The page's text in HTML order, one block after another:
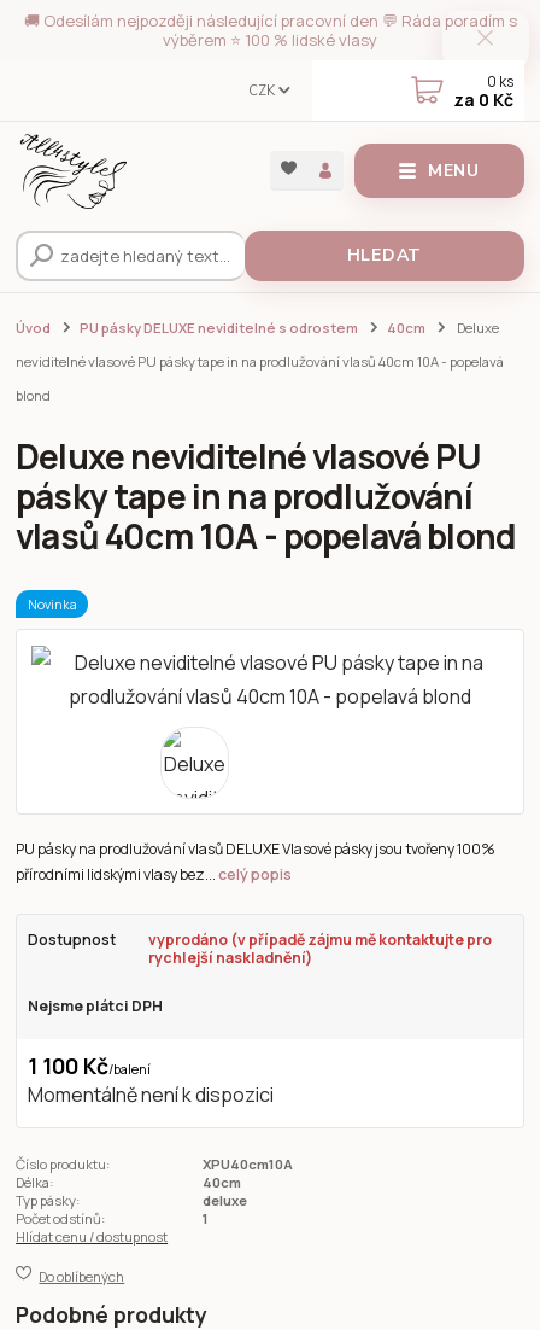
🚚 Odesílám nejpozději následující pracovní den 💬 Ráda poradím s
výběrem ⭐ 100 % lidské vlasy
MENU
CZK
HLEDAT
0 ks
za 0 Kč
Úvod PU pásky DELUXE neviditelné s odrostem 40cm
Deluxe
neviditelné vlasové PU pásky tape in na prodlužování vlasů 40cm 10A - popelavá
blond
Deluxe neviditelné vlasové PU
pásky tape in na prodlužování
vlasů 40cm 10A - popelavá blond
Novinka
PU pásky na prodlužování vlasů DELUXE Vlasové pásky jsou tvořeny 100%
přírodními lidskými vlasy bez...celý popis
Dostupnost
vyprodáno (v případě zájmu mě kontaktujte pro
rychlejší naskladnění)
Nejsme plátci DPH
1 100 Kč/balení
Momentálně není k dispozici
Číslo produktu:
XPU40cm10A
Délka:
40cm
Typ pásky:
deluxe
Počet odstínů:
1
Hlídat cenu / dostupnost
Do oblíbených
Podobné produkty